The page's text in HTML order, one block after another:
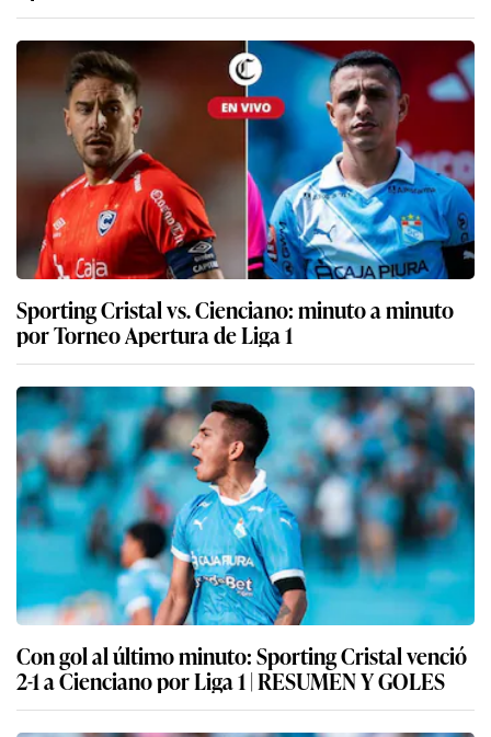
Sporting Cristal vs. Cienciano: minuto a minuto
por Torneo Apertura de Liga 1
Con gol al último minuto: Sporting Cristal venció
2-1 a Cienciano por Liga 1 | RESUMEN Y GOLES